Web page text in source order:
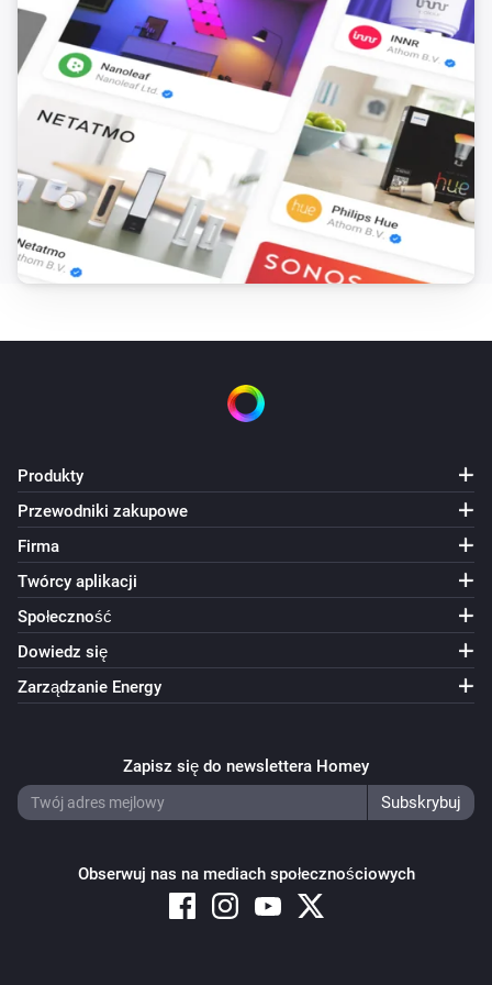
Tasmota device
Set fan speed to ...
Tasmota device
Change socket Select one of the values state to
Tasmota device
Change socket state to
Tasmota device
Produkty
Przewodniki zakupowe
Firma
Twórcy aplikacji
Społeczność
Dowiedz się
Zarządzanie Energy
Zapisz się do newslettera Homey
Obserwuj nas na mediach społecznościowych